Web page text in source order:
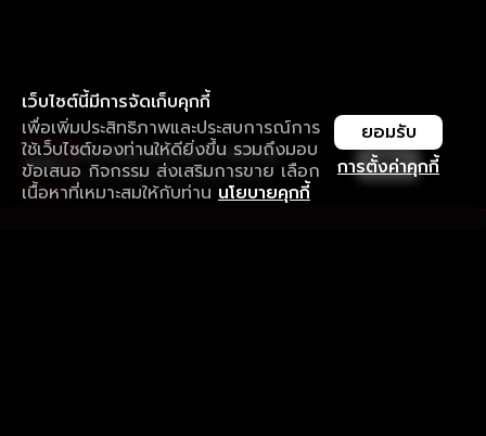
เว็บไซต์นี้มีการจัดเก็บคุกกี้
เพื่อเพิ่มประสิทธิภาพและประสบการณ์การ
ใช้เว็บไซต์ของท่านให้ดียิ่งขึ้น รวมถึงมอบ
ข้อเสนอ กิจกรรม ส่งเสริมการขาย เลือก
เนื้อหาที่เหมาะสมให้กับท่าน นโยบายคุกกี้
การตั้งค่าคุกกี้
ยอมรับ
ใช้งานแอป ลื่นไหลกว่า ไม่มีสะดุด
ดาวน์โหลดแอปเพื่อการรับชมที่ดีกว่า เปิด